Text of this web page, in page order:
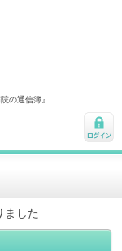
の通信簿』
ログ
ました